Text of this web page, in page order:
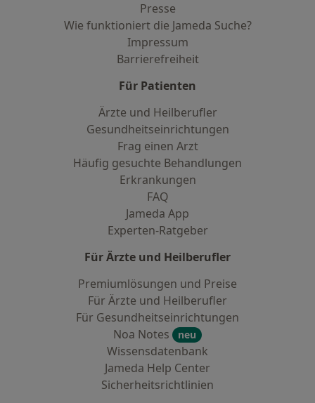
Presse
Wie funktioniert die Jameda Suche?
Impressum
Barrierefreiheit
Für Patienten
Ärzte und Heilberufler
Gesundheitseinrichtungen
Frag einen Arzt
Häufig gesuchte Behandlungen
Erkrankungen
FAQ
Jameda App
Experten-Ratgeber
Für Ärzte und Heilberufler
Premiumlösungen und Preise
Für Ärzte und Heilberufler
Für Gesundheitseinrichtungen
Noa Notes
neu
Wissensdatenbank
Jameda Help Center
Sicherheitsrichtlinien